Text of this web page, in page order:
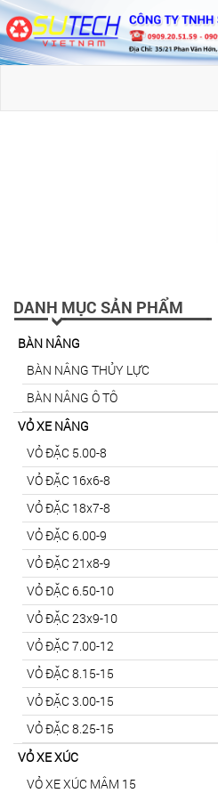
DANH MỤC SẢN PHẨM
BÀN NÂNG
BÀN NÂNG THỦY LỰC
BÀN NÂNG Ô TÔ
VỎ XE NÂNG
VỎ ĐẶC 5.00-8
VỎ ĐẶC 16x6-8
VỎ ĐẶC 18x7-8
VỎ ĐẶC 6.00-9
VỎ ĐẶC 21x8-9
VỎ ĐẶC 6.50-10
VỎ ĐẶC 23x9-10
VỎ ĐẶC 7.00-12
VỎ ĐẶC 8.15-15
VỎ ĐẶC 3.00-15
VỎ ĐẶC 8.25-15
VỎ XE XÚC
VỎ XE XÚC MÂM 15